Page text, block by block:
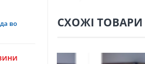
СХОЖІ ТОВАРИ
во